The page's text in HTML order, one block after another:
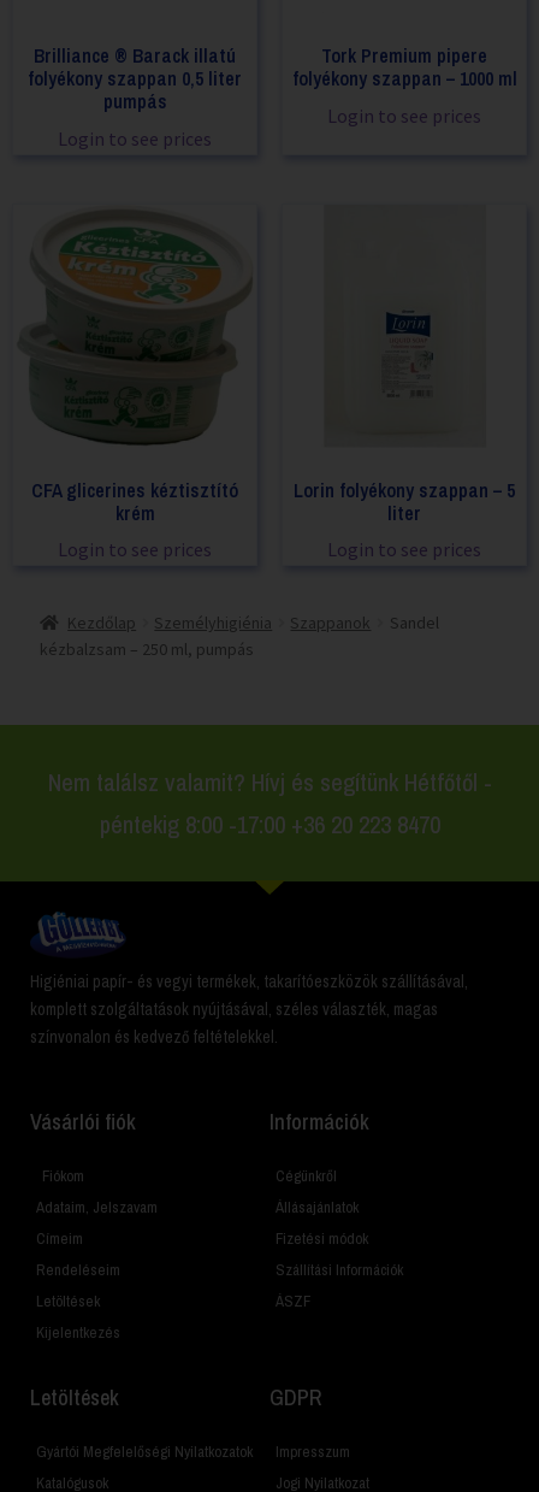
Brilliance ® Barack illatú
folyékony szappan 0,5 liter
pumpás
Login to see prices
Tork Premium pipere
folyékony szappan – 1000 ml
Login to see prices
CFA glicerines kéztisztító
krém
Login to see prices
Lorin folyékony szappan – 5
liter
Login to see prices
Kezdőlap Személyhigiénia Szappanok
Sandel
kézbalzsam – 250 ml, pumpás
Nem találsz valamit? Hívj és segítünk Hétfőtől -
péntekig 8:00 -17:00 +36 20 223 8470
Higiéniai papír- és vegyi termékek, takarítóeszközök szállításával,
komplett szolgáltatások nyújtásával, széles választék, magas
színvonalon és kedvező feltételekkel.
Vásárlói fiók
Fiókom
Adataim, Jelszavam
Címeim
Rendeléseim
Letöltések
Kijelentkezés
Információk
Cégünkről
Állásajánlatok
Fizetési módok
Szállítási Információk
ÁSZF
Letöltések
Gyártói Megfelelőségi Nyilatkozatok
Katalógusok
GDPR
Impresszum
Jogi Nyilatkozat